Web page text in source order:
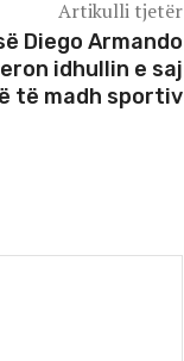
Artikulli tjetër
Diego Armando
idhullin e saj
të madh sportiv